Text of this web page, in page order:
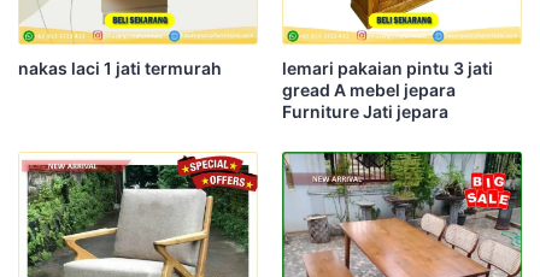
nakas laci 1 jati termurah
lemari pakaian pintu 3 jati
gread A mebel jepara
Furniture Jati jepara